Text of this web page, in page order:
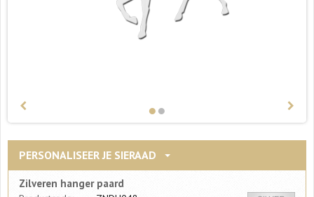
PERSONALISEER JE SIERAAD
Zilveren hanger paard